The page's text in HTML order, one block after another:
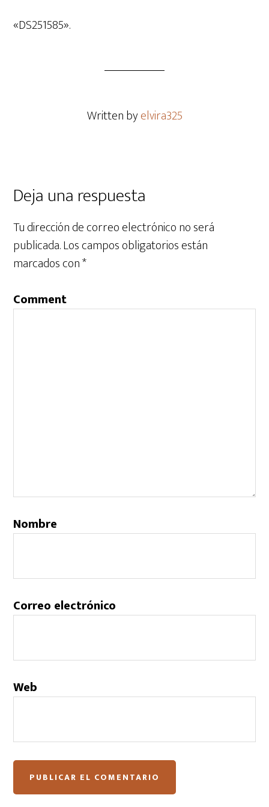
audio
«DS251585».
Written byelvira325
Deja una respuesta
Tu dirección de correo electrónico no será
publicada.Los campos obligatorios están
marcados con*
Comment
Nombre
Correo electrónico
Web